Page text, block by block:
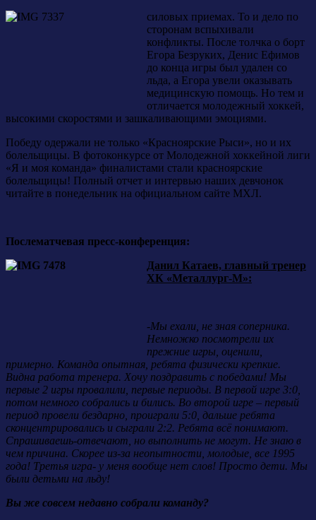
силовых приемах. То и дело по
сторонам вспыхивали
конфликты. После толчка о борт
Егора Безруких, Денис Ефимов
до конца игры был удален со
льда, а Егора увели оказывать
медицинскую помощь. Но тем и
отличается молодежный хоккей,
высокими скоростями и зашкаливающими эмоциями.
Победу одержали не только «Красноярские Рыси», но и их
болельщицы. В фотоконкурсе от Молодежной хоккейной лиги
«Я и моя команда» финалистами стали красноярские
болельщицы! Полный отчет и интервью наших девчонок
читайте в понедельник на официальном сайте МХЛ.
Послематчевая пресс-конференция:
Данил Катаев, главный тренер
ХК «Металлург-М»:
-Мы ехали, не зная соперника.
Немножко посмотрели их
прежние игры, оценили,
примерно. Команда опытная, ребята физически крепкие.
Видна работа тренера. Хочу поздравить с победами! Мы
первые 2 игры провалили, первые периоды. В первой игре 3:0,
потом немного собрались и бились. Во второй игре – первый
период провели бездарно, проиграли 5:0, дальше ребята
сконцентрировались и сыграли 2:2. Ребята всё понимают.
Спрашиваешь-отвечают, но выполнить не могут. Не знаю в
чем причина. Скорее из-за неопытности, молодые, все 1995
года! Третья игра- у меня вообще нет слов! Просто дети. Мы
были детьми на льду!
Вы же совсем недавно собрали команду?